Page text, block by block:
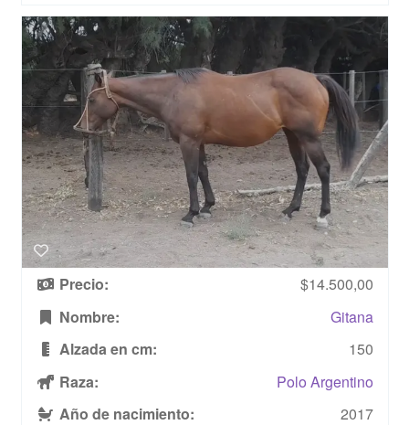
Precio:
$14.500,00
Nombre:
Gitana
Alzada en cm:
150
Raza:
Polo Argentino
Año de nacimiento:
2017